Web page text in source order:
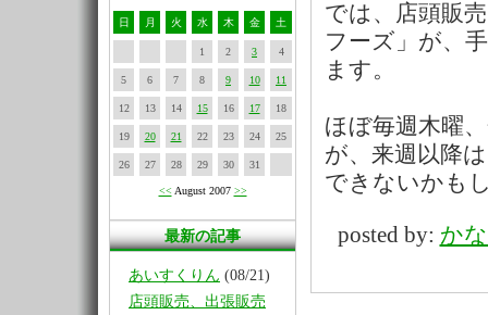
日 月 火 水 木 金 土
1 2 3 4
5 6 7 8 9 10 11
12 13 14 15 16 17 18
19 20 21 22 23 24 25
26 27 28 29 30 31
<< August 2007 >>
最新の記事
あいすくりん (08/21)
店頭販売、出張販売
では、店頭販
フーズ」が、
ます。
ほぼ毎週木曜
が、来週以降
できないかも
posted by: か